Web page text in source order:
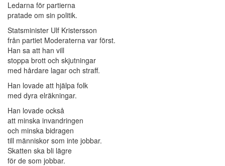
Ledarna för partierna
pratade om sin politik.
Statsminister Ulf Kristersson
från partiet Moderaterna var först.
Han sa att han vill
stoppa brott och skjutningar
med hårdare lagar och straff.
Han lovade att hjälpa folk
med dyra elräkningar.
Han lovade också
att minska invandringen
och minska bidragen
till människor som inte jobbar.
Skatten ska bli lägre
för de som jobbar.